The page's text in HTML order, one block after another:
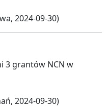
2024-09-30)
3 grantów NCN w
2024-09-30)